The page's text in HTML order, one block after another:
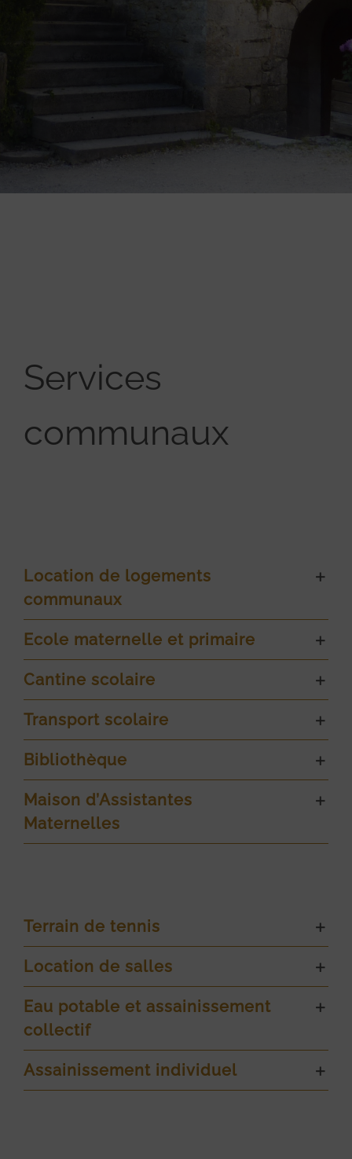
Services
communaux
Location de logements
communaux
Ecole maternelle et primaire
Cantine scolaire
Transport scolaire
Bibliothèque
Maison d’Assistantes
Maternelles
Terrain de tennis
Location de salles
Eau potable et assainissement
collectif
Assainissement individuel